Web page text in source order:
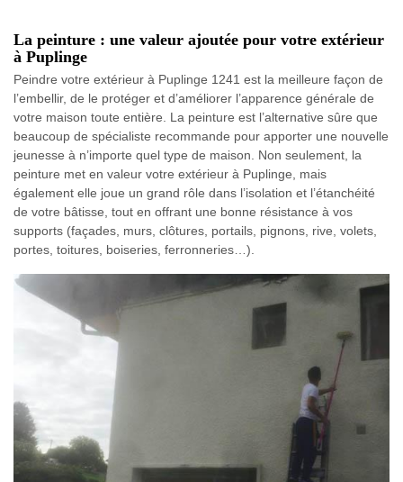
La peinture : une valeur ajoutée pour votre extérieur
à Puplinge
Peindre votre extérieur à Puplinge 1241 est la meilleure façon de
l’embellir, de le protéger et d’améliorer l’apparence générale de
votre maison toute entière. La peinture est l’alternative sûre que
beaucoup de spécialiste recommande pour apporter une nouvelle
jeunesse à n’importe quel type de maison. Non seulement, la
peinture met en valeur votre extérieur à Puplinge, mais
également elle joue un grand rôle dans l’isolation et l’étanchéité
de votre bâtisse, tout en offrant une bonne résistance à vos
supports (façades, murs, clôtures, portails, pignons, rive, volets,
portes, toitures, boiseries, ferronneries…).